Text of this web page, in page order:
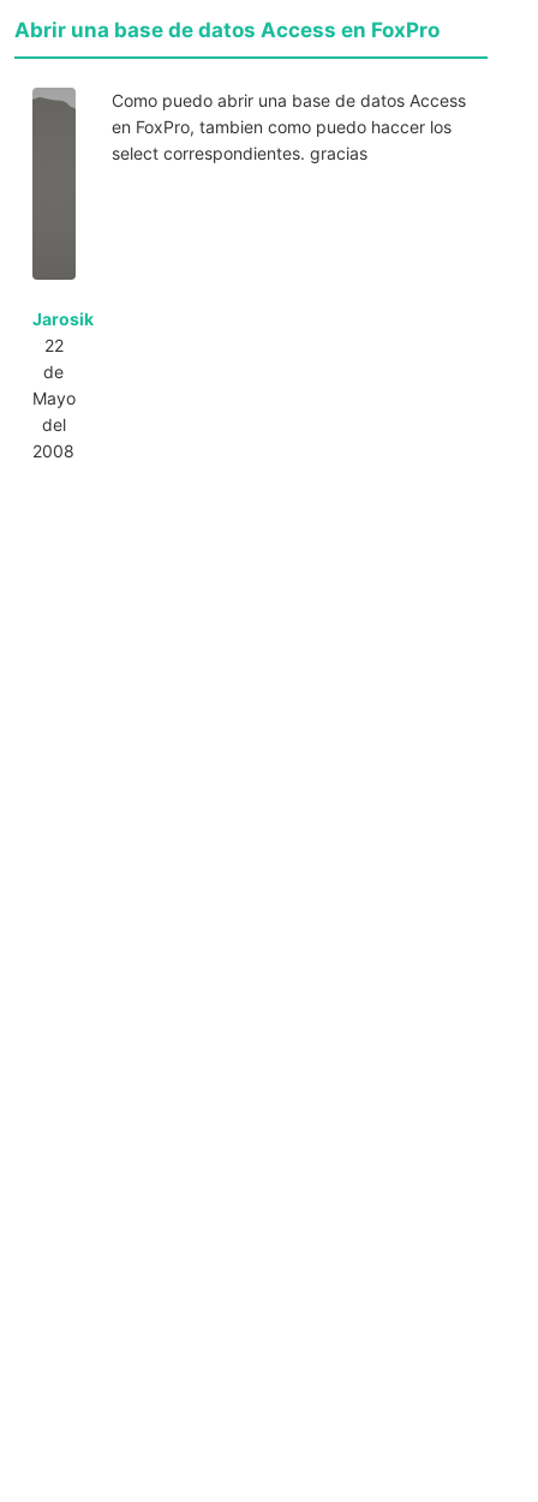
Abrir una base de datos Access en FoxPro
Jarosik
22
de
Mayo
del
2008
Como puedo abrir una base de datos Access
en FoxPro, tambien como puedo haccer los
select correspondientes. gracias